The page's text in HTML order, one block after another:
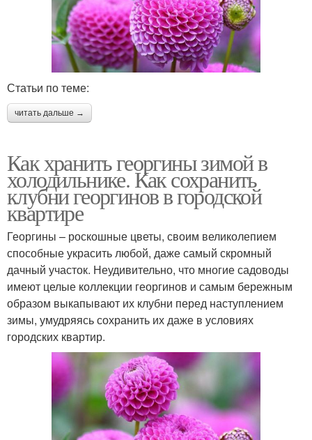
Статьи по теме:
читать дальше →
Как хранить георгины зимой в
холодильнике. Как сохранить
клубни георгинов в городской
квартире
Георгины – роскошные цветы, своим великолепием
способные украсить любой, даже самый скромный
дачный участок. Неудивительно, что многие садоводы
имеют целые коллекции георгинов и самым бережным
образом выкапывают их клубни перед наступлением
зимы, умудряясь сохранить их даже в условиях
городских квартир.